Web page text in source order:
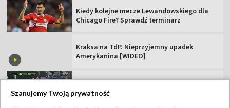
Zobacz wyniki i terminarz PKO BP
Szanujemy Twoją prywatność